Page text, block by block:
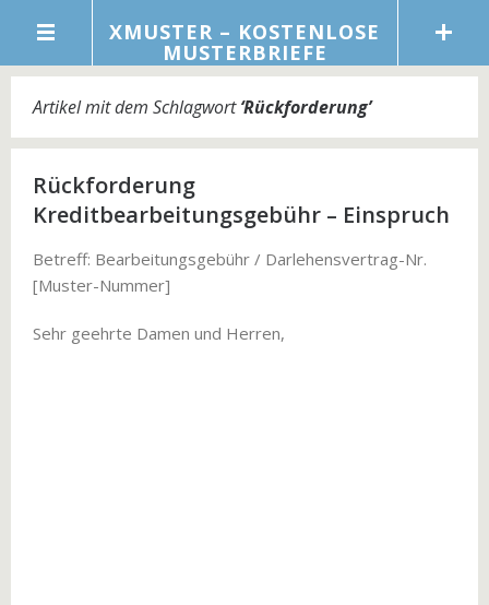
XMUSTER – KOSTENLOSE
MUSTERBRIEFE
Artikel mit dem Schlagwort‘Rückforderung’
Rückforderung
Kreditbearbeitungsgebühr – Einspruch
Betreff: Bearbeitungsgebühr / Darlehensvertrag-Nr.
[Muster-Nummer]
Sehr geehrte Damen und Herren,